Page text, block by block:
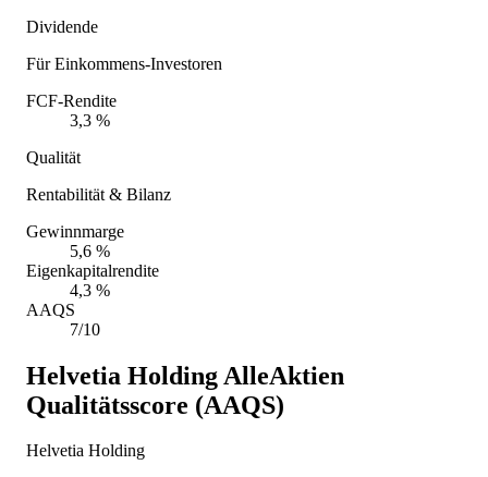
Dividende
Für Einkommens-Investoren
FCF-Rendite
3,3 %
Qualität
Rentabilität & Bilanz
Gewinnmarge
5,6 %
Eigenkapitalrendite
4,3 %
AAQS
7/10
Helvetia Holding AlleAktien
Qualitätsscore (AAQS)
Helvetia Holding